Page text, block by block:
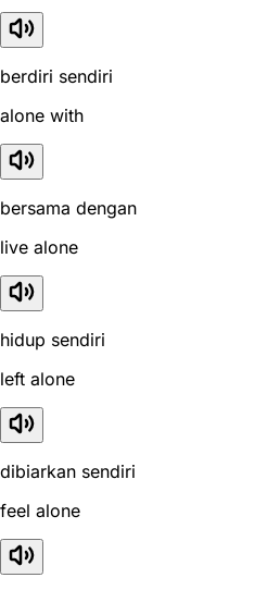
berdiri sendiri
alone with
bersama dengan
live alone
hidup sendiri
left alone
dibiarkan sendiri
feel alone